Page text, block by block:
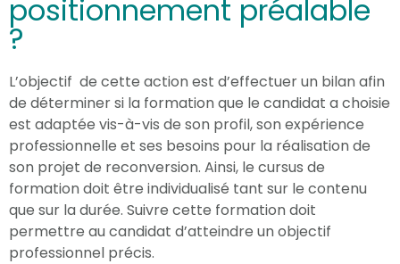
positionnement préalable
?
L’objectif de cette action est d’effectuer un bilan afin
de déterminer si la formation que le candidat a choisie
est adaptée vis-à-vis de son profil, son expérience
professionnelle et ses besoins pour la réalisation de
son projet de reconversion. Ainsi, le cursus de
formation doit être individualisé tant sur le contenu
que sur la durée. Suivre cette formation doit
permettre au candidat d’atteindre un objectif
professionnel précis.